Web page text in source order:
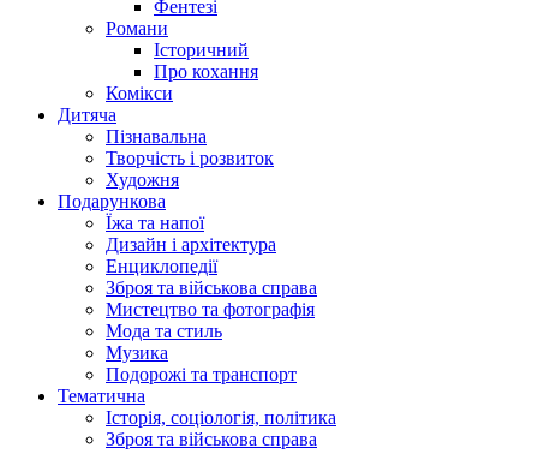
Фентезі
Романи
Історичний
Про кохання
Комікси
Дитяча
Пізнавальна
Творчість і розвиток
Художня
Подарункова
Їжа та напої
Дизайн і архітектура
Енциклопедії
Зброя та військова справа
Мистецтво та фотографія
Мода та стиль
Музика
Подорожі та транспорт
Тематична
Історія, соціологія, політика
Зброя та військова справа